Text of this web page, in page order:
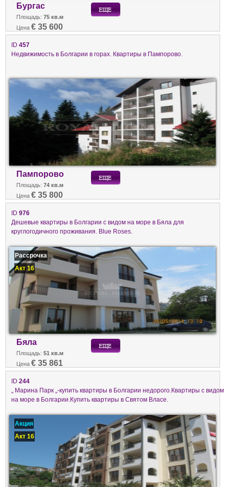
Бургас
Площадь: 75 кв.м
Цена € 35 600
ID 457
Недвижимость в Болгарии в горах. Квартиры в Пампорово.
Пампорово
Площадь: 74 кв.м
Цена € 35 800
ID 976
Дешевые квартиры в Болгарии с видом на море в Бяла для
круглогодичного проживания. Blue Roses.
Рассрочка
Акт 16
Бяла
Площадь: 51 кв.м
Цена € 35 861
ID 244
„ Марина Парк „-купить квартиры в Болгарии недорого.Квартиры с видом
на море в Болгарии.Купить квартиры в Святом Власе.
Акция
Акт 16